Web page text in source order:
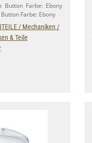
Button Farbe: Ebony
Farbe: Ebony
/ Mechaniken /
& Teile